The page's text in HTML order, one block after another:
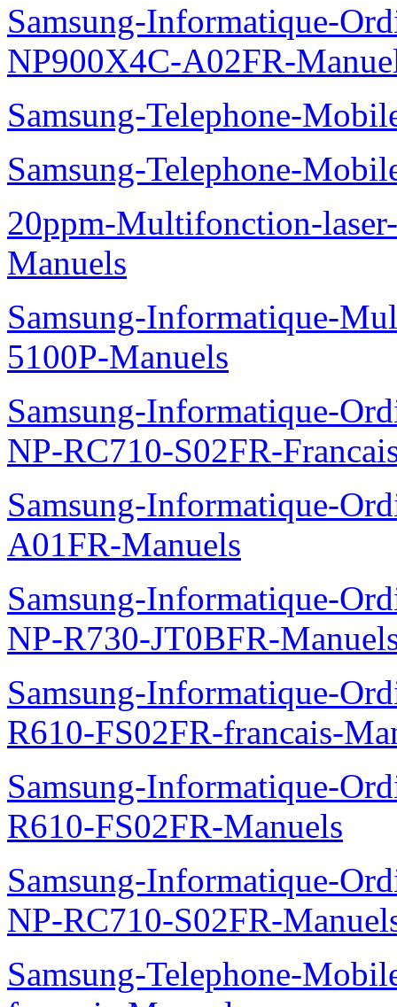
Samsung-Informatique-
NP900X4C-A02FR-
Samsung-Telephone-
Samsung-Telephone-
20ppm-Multifonction-
Manuels
Samsung-Informatique-
5100P-Manuels
Samsung-Informatique-
NP-RC710-S02FR-
Samsung-Informatique-
A01FR-Manuels
Samsung-Informatique-
NP-R730-JT0BFR-
Samsung-Informatique-
R610-FS02FR-francais-
Samsung-Informatique-
R610-FS02FR-Manuels
Samsung-Informatique-
NP-RC710-S02FR-
Samsung-Telephone-